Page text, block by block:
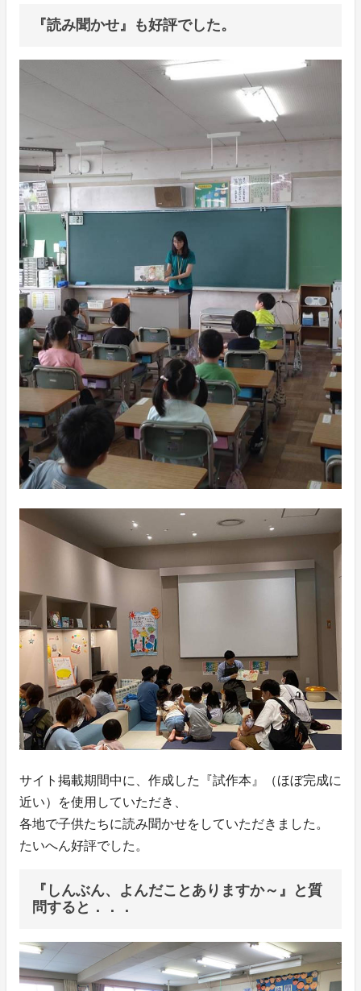
『読み聞かせ』も好評でした。
サイト掲載期間中に、作成した『試作本』（ほぼ完成に
近い）を使用していただき、
各地で子供たちに読み聞かせをしていただきました。
たいへん好評でした。
『しんぶん、よんだことありますか～』と質
問すると．．．